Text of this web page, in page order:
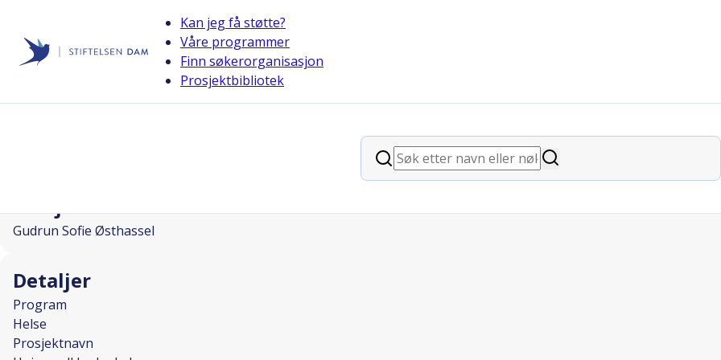
Kan jeg få støtte?
Våre programmer
Finn søkerorganisasjon
Prosjektbibliotek
Søk
Søk
Prosjektleder
Gudrun Sofie Østhassel
Detaljer
Program
Helse
Prosjektnavn